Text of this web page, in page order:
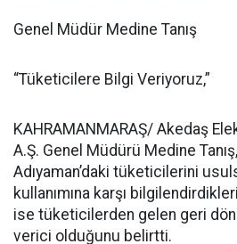
Genel Müdür Medine Tanış
“Tüketicilere Bilgi Veriyoruz,”
KAHRAMANMARAŞ/ Akedaş
A.Ş. Genel Müdürü Medine
Adıyaman’daki tüketicilerini
kullanımına karşı
ise tüketicilerden gelen geri
verici olduğunu belirtti.